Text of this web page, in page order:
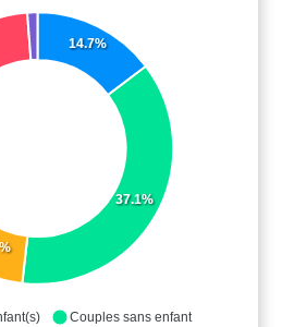
14.7%
37.1%
Couples sans enfant